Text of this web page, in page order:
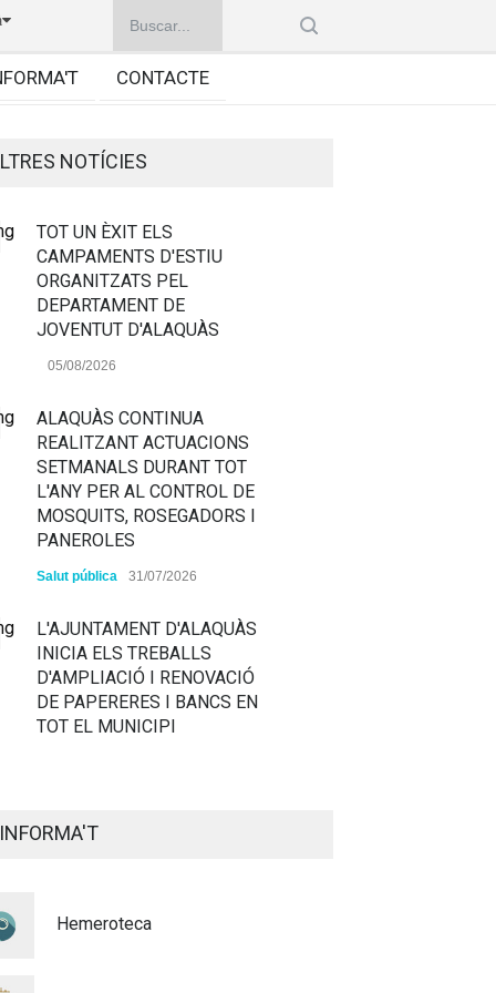
CONTACTE
NOTÍCIES
TOT UN ÈXIT ELS
CAMPAMENTS D'ESTIU
ORGANITZATS PEL
DEPARTAMENT DE
JOVENTUT D'ALAQUÀS
05/08/2026
ALAQUÀS CONTINUA
REALITZANT ACTUACIONS
SETMANALS DURANT TOT
L'ANY PER AL CONTROL DE
MOSQUITS, ROSEGADORS I
PANEROLES
Salut pública 31/07/2026
L'AJUNTAMENT D'ALAQUÀS
INICIA ELS TREBALLS
D'AMPLIACIÓ I RENOVACIÓ
DE PAPERERES I BANCS EN
TOT EL MUNICIPI
SENYALITZACIÓ
Policia 29/07/2026
Hemeroteca